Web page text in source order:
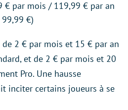
€ par mois / 119,99 € par an
€)
2 € par mois et 15 € par an
et de 2 € par mois et 20
Pro. Une hausse
inciter certains joueurs à se